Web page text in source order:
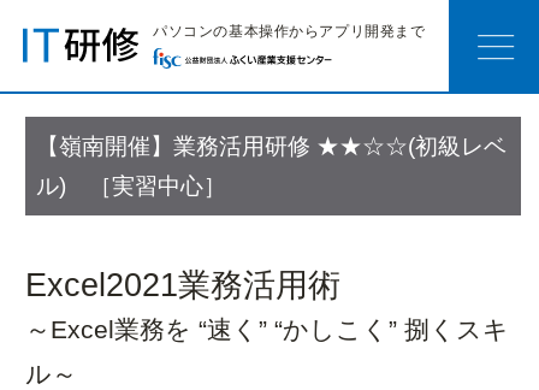
パソコンの基本操作からアプリ開発まで
嶺北会場研修
嶺南会場研修
おすすめ研修
【嶺南開催】業務活用研修 ★★☆☆(初級レベ
ル) ［実習中心］
Excel2021業務活用術
～Excel業務を “速く” “かしこく” 捌くスキ
ル～